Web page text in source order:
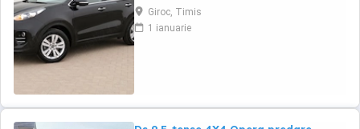
IMPORT, - LIVRARE GRATUITĂ LA DOMICILIUL
CLIENTULUI (200KM) -Factura se va emite în
lei la cursul de vânzare euro al Bancii
Giroc, Timis
1 ianuarie